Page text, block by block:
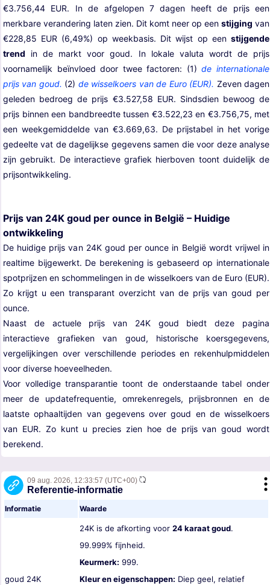
€3.756,44 EUR. In de afgelopen 7 dagen heeft de prijs een
merkbare verandering laten zien. Dit komt neer op een stijging van
€228,85 EUR (6,49%) op weekbasis. Dit wijst op een stijgende
trend in de markt voor goud. In lokale valuta wordt de prijs
voornamelijk beïnvloed door twee factoren: (1)de internationale
prijs van goud. (2) de wisselkoers van de Euro (EUR). Zeven dagen
geleden bedroeg de prijs €3.527,58 EUR. Sindsdien bewoog de
prijs binnen een bandbreedte tussen €3.522,23 en €3.756,75, met
een weekgemiddelde van €3.669,63. De prijstabel in het vorige
gedeelte vat de dagelijkse gegevens samen die voor deze analyse
zijn gebruikt. De interactieve grafiek hierboven toont duidelijk de
prijsontwikkeling.
Prijs van 24K goud per ounce in België – Huidige
ontwikkeling
De huidige prijs van 24K goud per ounce in België wordt vrijwel in
realtime bijgewerkt. De berekening is gebaseerd op internationale
spotprijzen en schommelingen in de wisselkoers van de Euro (EUR).
Zo krijgt u een transparant overzicht van de prijs van goud per
ounce.
Naast de actuele prijs van 24K goud biedt deze pagina
interactieve grafieken van goud, historische koersgegevens,
vergelijkingen over verschillende periodes en rekenhulpmiddelen
voor diverse hoeveelheden.
Voor volledige transparantie toont de onderstaande tabel onder
meer de updatefrequentie, omrekenregels, prijsbronnen en de
laatste ophaaltijden van gegevens over goud en de wisselkoers
van EUR. Zo kunt u precies zien hoe de prijs van goud wordt
berekend.
09 aug. 2026, 12:33:57 (UTC+00)
Referentie-informatie
Informatie Waarde
goud 24K
24K is de afkorting voor 24 karaat goud.
99.999% fijnheid.
Keurmerk: 999.
Kleur en eigenschappen: Diep geel, relatief